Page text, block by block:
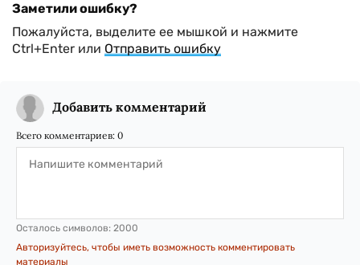
Заметили ошибку?
Пожалуйста, выделите ее мышкой и нажмите
Ctrl+Enter или Отправить ошибку
Добавить комментарий
Всего комментариев: 0
Осталось символов: 2000
Авторизуйтесь, чтобы иметь возможность комментировать
материалы